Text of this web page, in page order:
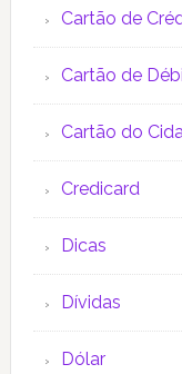
Cartão de
Cartão de
Cartão do
Credicard
Dicas
Dívidas
Dólar